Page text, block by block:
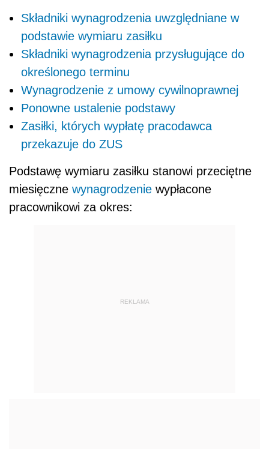
Składniki wynagrodzenia uwzględniane w
podstawie wymiaru zasiłku
Składniki wynagrodzenia przysługujące do
określonego terminu
Wynagrodzenie z umowy cywilnoprawnej
Ponowne ustalenie podstawy
Zasiłki, których wypłatę pracodawca
przekazuje do ZUS
Podstawę wymiaru zasiłku stanowi przeciętne
miesięczne wynagrodzenie wypłacone
pracownikowi za okres:
REKLAMA